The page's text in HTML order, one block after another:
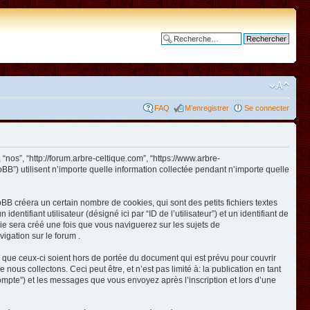
FAQ M’enregistrer Se connecter
“http://forum.arbre-celtique.com”, “https://www.arbre-
utilisent n’importe quelle information collectée pendant n’importe quelle
créera un certain nombre de cookies, qui sont des petits fichiers textes
utilisateur (désigné ici par “ID de l’utilisateur”) et un identifiant de
sera créé une fois que vous naviguerez sur les sujets de
sur le forum .
ceux-ci soient hors de portée du document qui est prévu pour couvrir
collectons. Ceci peut être, et n’est pas limité à: la publication en tant
et les messages que vous envoyez après l’inscription et lors d’une